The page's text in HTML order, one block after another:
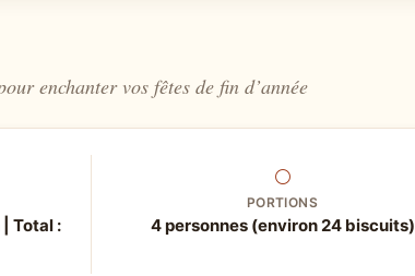
enchanter vos fêtes de fin d’année
Total :
⚪
PORTIONS
4 personnes (environ 24 biscuits)